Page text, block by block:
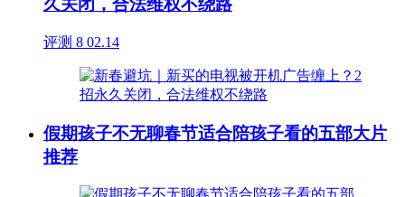
久关闭，合法维权不绕路
评测 8 02.14
假期孩子不无聊春节适合陪孩子看的五部大片
推荐